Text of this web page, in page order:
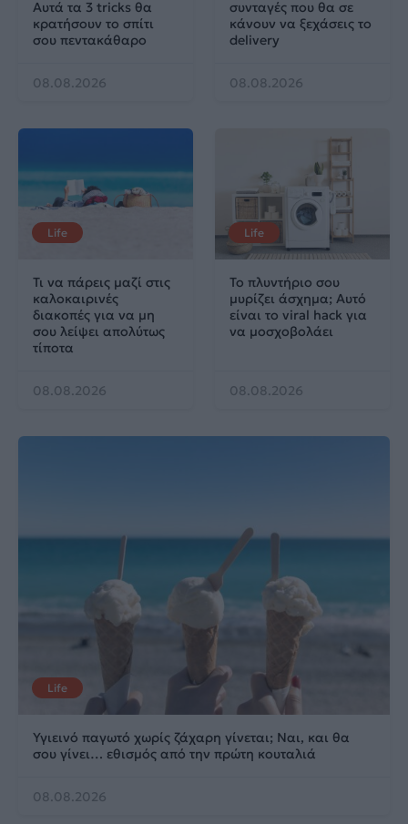
Αυτά τα 3 tricks θα
κρατήσουν το σπίτι
σου πεντακάθαρο
08.08.2026
συνταγές που θα σε
κάνουν να ξεχάσεις το
delivery
08.08.2026
Life
Τι να πάρεις μαζί στις
καλοκαιρινές
διακοπές για να μη
σου λείψει απολύτως
τίποτα
08.08.2026
Life
Το πλυντήριο σου
μυρίζει άσχημα; Αυτό
είναι το viral hack για
να μοσχοβολάει
08.08.2026
Life
Υγιεινό παγωτό χωρίς ζάχαρη γίνεται; Ναι, και θα
σου γίνει… εθισμός από την πρώτη κουταλιά
08.08.2026